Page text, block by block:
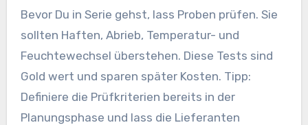
Bevor Du in Serie gehst, lass Proben prüfen. Sie
sollten Haften, Abrieb, Temperatur- und
Feuchtewechsel überstehen. Diese Tests sind
Gold wert und sparen später Kosten. Tipp:
Definiere die Prüfkriterien bereits in der
Planungsphase und lass die Lieferanten